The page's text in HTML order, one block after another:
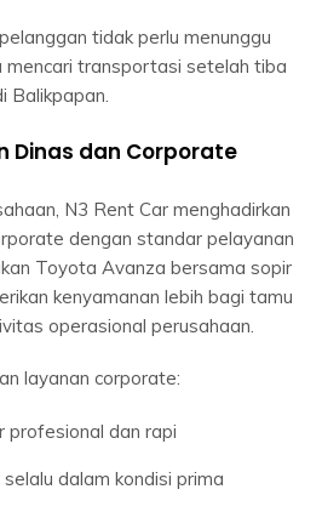
tidak perlu menunggu
mencari transportasi setelah tiba
Balikpapan.
Dinas dan Corporate
N3 Rent Car menghadirkan
dengan standar pelayanan
Toyota Avanza bersama sopir
kenyamanan lebih bagi tamu
operasional perusahaan.
layanan corporate:
profesional dan rapi
dalam kondisi prima